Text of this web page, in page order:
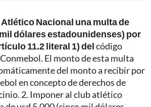
Nacional una multa de
dólares estadounidenses) por
11.2 literal 1) delcódigo
El monto de esta multa
del monto a recibir por
en concepto de derechos de
2. Imponer al club atlético